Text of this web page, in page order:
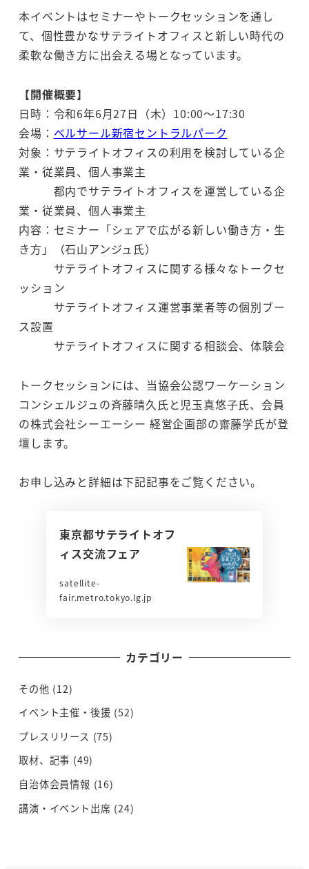
本イベントはセミナーやトークセッションを通し
て、個性豊かなサテライトオフィスと新しい時代の
柔軟な働き方に出会える場となっています。
【開催概要】
日時：令和6年6月27日（木）10:00～17:30
会場： ベルサール新宿セントラルパーク
対象：サテライトオフィスの利用を検討している企
業・従業員、個人事業主
都内でサテライトオフィスを運営している企
業・従業員、個人事業主
内容：セミナー「シェアで広がる新しい働き方・生
き方」（石山アンジュ氏）
サテライトオフィスに関する様々なトークセ
ッション
サテライトオフィス運営事業者等の個別ブー
ス設置
サテライトオフィスに関する相談会、体験会
トークセッションには、当協会公認ワーケーション
コンシェルジュの斉藤晴久氏と児玉真悠子氏、会員
の株式会社シーエーシー 経営企画部の齋藤学氏が登
壇します。
お申し込みと詳細は下記記事をご覧ください。
東京都サテライトオフ
ィス交流フェア
satellite-
fair.metro.tokyo.lg.jp
カテゴリー
その他 (12)
イベント主催・後援 (52)
プレスリリース (75)
取材、記事 (49)
自治体会員情報 (16)
講演・イベント出席 (24)